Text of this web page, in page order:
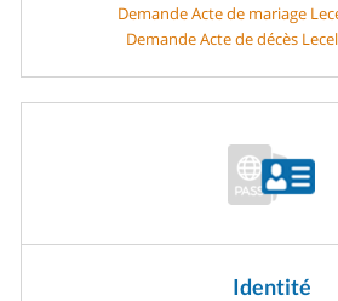
Demande Acte de mariage
Demande Acte de décès
Identité